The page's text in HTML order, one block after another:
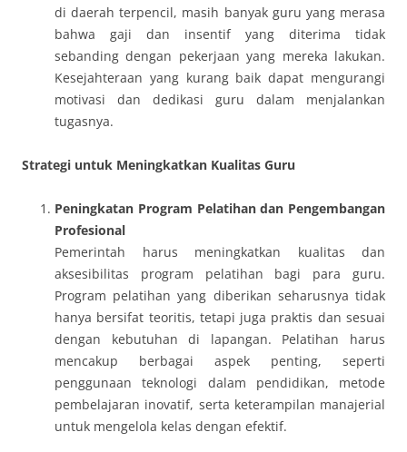
di daerah terpencil, masih banyak guru yang merasa
bahwa gaji dan insentif yang diterima tidak
sebanding dengan pekerjaan yang mereka lakukan.
Kesejahteraan yang kurang baik dapat mengurangi
motivasi dan dedikasi guru dalam menjalankan
tugasnya.
Strategi untuk Meningkatkan Kualitas Guru
Peningkatan Program Pelatihan dan Pengembangan
Profesional
Pemerintah harus meningkatkan kualitas dan
aksesibilitas program pelatihan bagi para guru.
Program pelatihan yang diberikan seharusnya tidak
hanya bersifat teoritis, tetapi juga praktis dan sesuai
dengan kebutuhan di lapangan. Pelatihan harus
mencakup berbagai aspek penting, seperti
penggunaan teknologi dalam pendidikan, metode
pembelajaran inovatif, serta keterampilan manajerial
untuk mengelola kelas dengan efektif.